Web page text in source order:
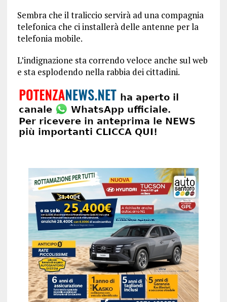
Sembra che il traliccio servirà ad una compagnia
telefonica che ci installerà delle antenne per la
telefonia mobile.
L’indignazione sta correndo veloce anche sul web
e sta esplodendo nella rabbia dei cittadini.